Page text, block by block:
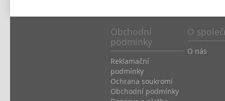
Obchodní
podmínky
Reklamační
podmínky
Ochrana soukromí
Obchodní podmínky
O
O nás